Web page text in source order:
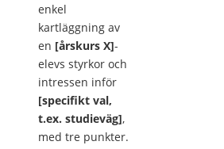
enkel
kartläggning av
en [årskurs X]-
elevs styrkor och
intressen inför
[specifikt val,
t.ex. studieväg],
med tre punkter.